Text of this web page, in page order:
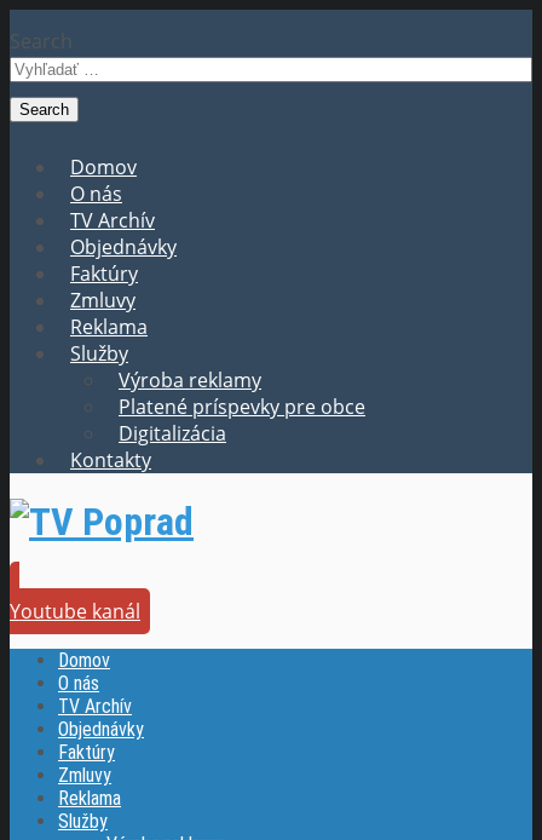
Search
Domov
O nás
TV Archív
Objednávky
Faktúry
Zmluvy
Reklama
Služby
Výroba reklamy
Platené príspevky pre obce
Digitalizácia
Kontakty
Youtube kanál
Domov
O nás
TV Archív
Objednávky
Faktúry
Zmluvy
Reklama
Služby